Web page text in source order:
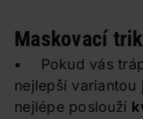
Maskovací
• Pokud vás
nejlepší
nejlépe poslouží